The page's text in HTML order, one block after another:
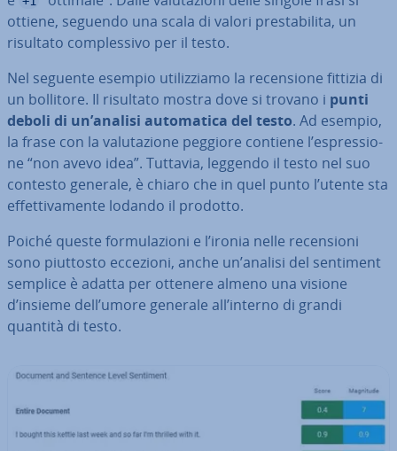
ottiene, seguendo una scala di valori pre­sta­bi­li­ta, un
risultato com­ples­si­vo per il testo.
Nel seguente esempio uti­liz­zia­mo la re­cen­sio­ne fittizia di
un bollitore. Il risultato mostra dove si trovano i punti
deboli di un’analisi au­to­ma­ti­ca del testo. Ad esempio,
la frase con la va­lu­ta­zio­ne peggiore contiene l’espres­sio­
ne “non avevo idea”. Tuttavia, leggendo il testo nel suo
contesto generale, è chiaro che in quel punto l’utente sta
ef­fet­ti­va­men­te lodando il prodotto.
Poiché queste for­mu­la­zio­ni e l’ironia nelle re­cen­sio­ni
sono piuttosto eccezioni, anche un’analisi del sentiment
semplice è adatta per ottenere almeno una visione
d’insieme dell’umore generale all’interno di grandi
quantità di testo.